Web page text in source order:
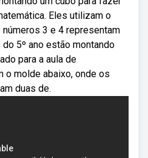
Eles utilizam o
3 e 4 representam
5º ano estão montando
para a aula de
o molde abaixo, onde os
duas de.